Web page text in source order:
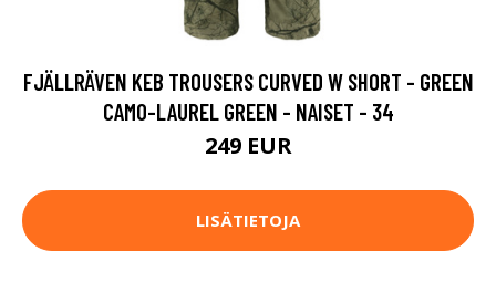
FJÄLLRÄVEN KEB TROUSERS CURVED W SHORT - GREEN
CAMO-LAUREL GREEN - NAISET - 34
249 EUR
LISÄTIETOJA